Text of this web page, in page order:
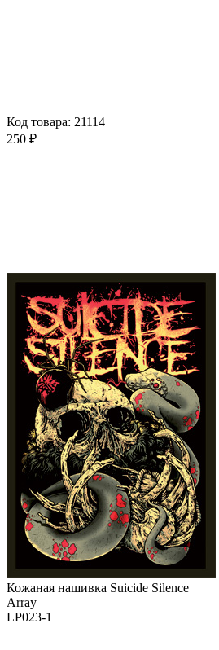
Код товара: 21114
250 ₽
Кожаная нашивка Suicide Silence
Array
LP023-1